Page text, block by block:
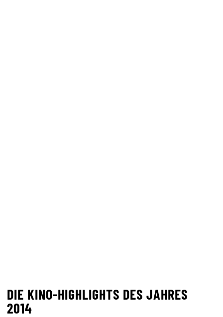
DIE KINO-HIGHLIGHTS DES JAHRES
2014